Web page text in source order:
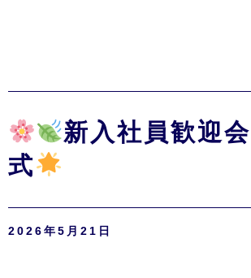
新入社員歓迎
式
2026年5月21日